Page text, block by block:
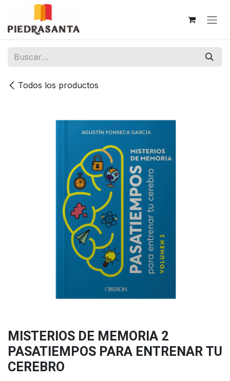
Ir al contenido
Todos los productos
MISTERIOS DE MEMORIA 2
PASATIEMPOS PARA ENTRENAR TU
CEREBRO